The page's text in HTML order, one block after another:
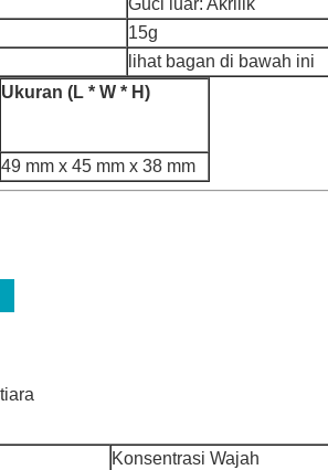
Guci luar: Akrilik
15g
lihat bagan di bawah ini
Ukuran (L * W * H)
49 mm x 45 mm x 38 mm
Konsentrasi Wajah